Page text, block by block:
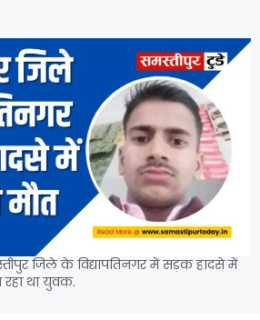
जिले के विद्यापतिनगर में सड़क हादसे में
था युवक.